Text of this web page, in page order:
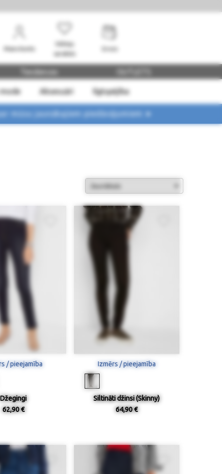
Mans konts
Vēlmju
saraksts
Aksesuāri Ilgtspējība
Tendences
mūsu jaunākajiem piedāvājumiem ➤
/ pieejamība
Džegingi
62,90 €
Izmērs / pieejamība
Siltināti džinsi (Skinny)
64,90 €